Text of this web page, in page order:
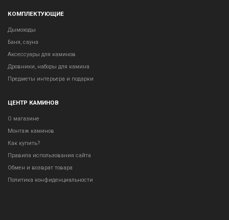
КОМПЛЕКТУЮЩИЕ
Дымоходы
Баня, сауна
Аксессуары для каминов
Дровники, наборы для камина
Предметы интерьера и подарки
ЦЕНТР КАМИНОВ
О магазине
Монтаж каминов
Как купить?
Правила использования сайта
Обмен и возврат товара
Политика конфиденциальности